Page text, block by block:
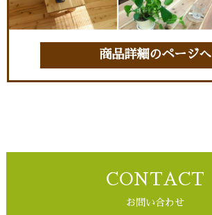
商品詳細のページへ
CONTACT
お問い合わせ